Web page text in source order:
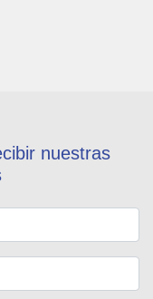
nuestras